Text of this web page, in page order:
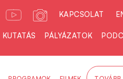
KAPCSOLAT
KUTATÁS PÁLYÁZATOK